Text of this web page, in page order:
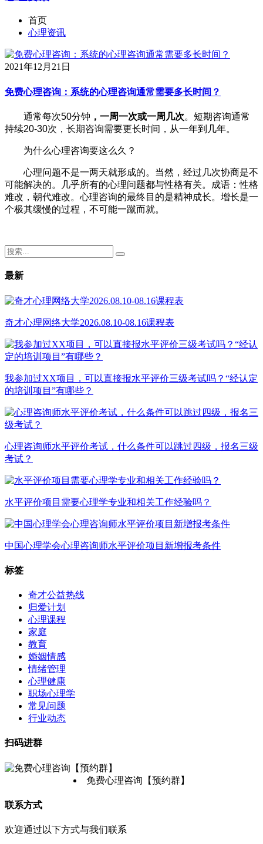
首页
心理资讯
2021年12月21日
免费心理咨询：系统的心理咨询通常需要多长时间？
通常每次50分钟 ，一周一次或一周几次。短期咨询通常
持续20-30次，长期咨询需要更长时间，从一年到几年。
为什么心理咨询要这么久？
心理问题不是一两天就形成的。当然，经过几次协商是不
可能解决的。几乎所有的心理问题都与性格有关。成语：性格
难改，朝代难改。心理咨询的最终目的是精神成长。增长是一
个极其缓慢的过程，不可能一蹴而就。
最新
奇才心理网络大学2026.08.10-08.16课程表
我参加过XX项目，可以直接报水平评价三级考试吗？“经认定
的培训项目”有哪些？
心理咨询师水平评价考试，什么条件可以跳过四级，报名三级
考试？
水平评价项目需要心理学专业和相关工作经验吗？
中国心理学会心理咨询师水平评价项目新增报考条件
标签
奇才公益热线
归爱计划
心理课程
家庭
教育
婚姻情感
情绪管理
心理健康
职场心理学
常见问题
行业动态
扫码进群
免费心理咨询【预约群】
联系方式
欢迎通过以下方式与我们联系